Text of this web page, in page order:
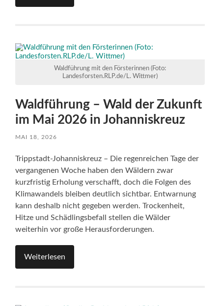
Waldführung mit den Försterinnen (Foto:
Landesforsten.RLP.de/L. Wittmer)
Waldführung – Wald der Zukunft
im Mai 2026 in Johanniskreuz
MAI 18, 2026
Trippstadt-Johanniskreuz – Die regenreichen Tage der
vergangenen Woche haben den Wäldern zwar
kurzfristig Erholung verschafft, doch die Folgen des
Klimawandels bleiben deutlich sichtbar. Entwarnung
kann deshalb nicht gegeben werden. Trockenheit,
Hitze und Schädlingsbefall stellen die Wälder
weiterhin vor große Herausforderungen.
Weiterlesen